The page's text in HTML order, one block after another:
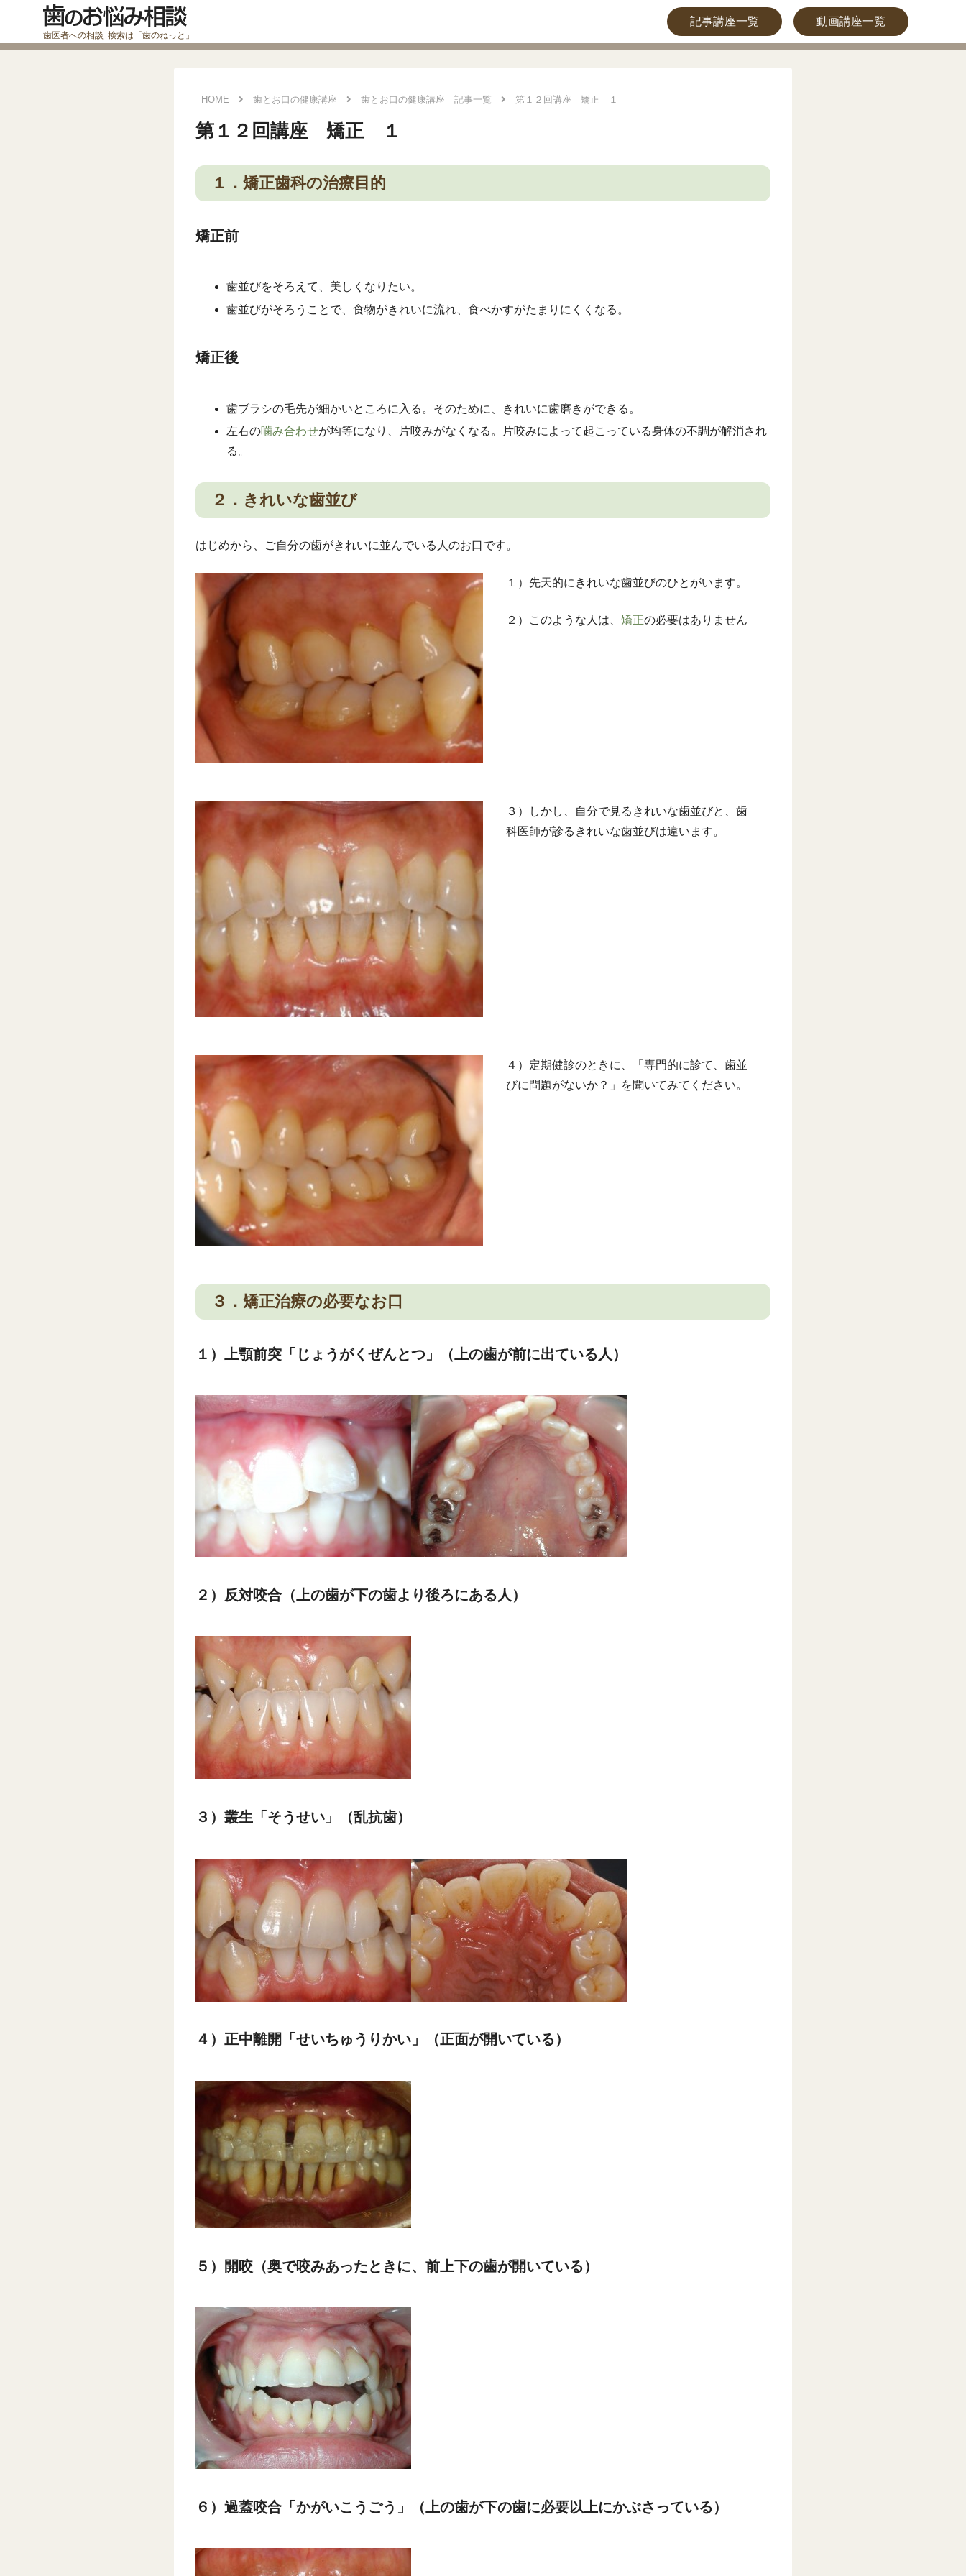
記事講座一覧 動画講座一覧
HOME 歯とお口の健康講座 歯とお口の健康講座 記事一覧 第１２回講座 矯正 １
第１２回講座 矯正 １
１．矯正歯科の治療目的
矯正前
歯並びをそろえて、美しくなりたい。
歯並びがそろうことで、食物がきれいに流れ、食べかすがたまりにくくなる。
矯正後
歯ブラシの毛先が細かいところに入る。そのために、きれいに歯磨きができる。
左右の噛み合わせが均等になり、片咬みがなくなる。片咬みによって起こっている身体の不調が解消され
る。
２．きれいな歯並び
はじめから、ご自分の歯がきれいに並んでいる人のお口です。
１）先天的にきれいな歯並びのひとがいます。
２）このような人は、 矯正の必要はありません
３）しかし、自分で見るきれいな歯並びと、歯
科医師が診るきれいな歯並びは違います。
４）定期健診のときに、「専門的に診て、歯並
びに問題がないか？」を聞いてみてください。
３．矯正治療の必要なお口
１）上顎前突「じょうがくぜんとつ」（上の歯が前に出ている人）
２）反対咬合（上の歯が下の歯より後ろにある人）
３）叢生「そうせい」（乱抗歯）
４）正中離開「せいちゅうりかい」（正面が開いている）
５）開咬（奥で咬みあったときに、前上下の歯が開いている）
６）過蓋咬合「かがいこうごう」（上の歯が下の歯に必要以上にかぶさっている）